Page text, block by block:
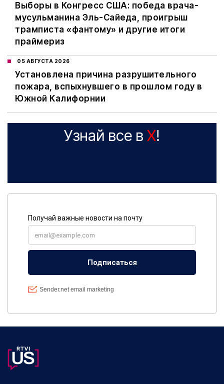
Выборы в Конгресс США: победа врача-
мусульманина Эль-Сайеда, проигрыш
трамписта «фантому» и другие итоги
праймериз
05 АВГУСТА 2026
Установлена причина разрушительного
пожара, вспыхнувшего в прошлом году в
Южной Калифорнии
Узнай все в X!